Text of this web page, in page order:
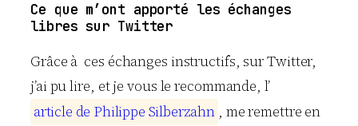
Ce que m’ont apporté les échanges
libres sur Twitter
Grâce à ces échanges instructifs, sur Twitter,
j’ai pu lire, et je vous le recommande, l’
article de Philippe Silberzahn , me remettre en